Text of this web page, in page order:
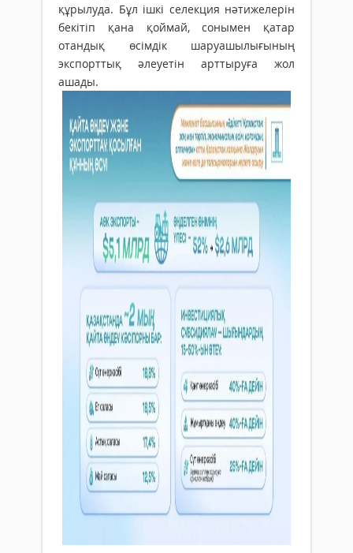
құрылуда. Бұл ішкі селекция нәтижелерін
бекітіп қана қоймай, сонымен қатар
отандық өсімдік шаруашылығының
экспорттық әлеуетін арттыруға жол
ашады.